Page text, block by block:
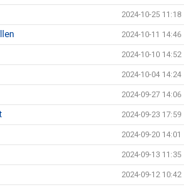
2024-10-25 11:18
2024-10-11 14:46
2024-10-10 14:52
2024-10-04 14:24
2024-09-27 14:06
2024-09-23 17:59
2024-09-20 14:01
2024-09-13 11:35
2024-09-12 10:42